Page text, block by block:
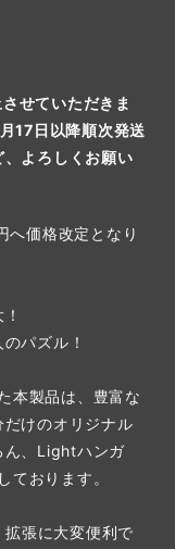
せていただきま
17日以降順次発送
よろしくお願い
価格改定となり
パズル！
本製品は、豊富な
けのオリジナル
ん、Lightハンガ
おります。
張に大変便利で